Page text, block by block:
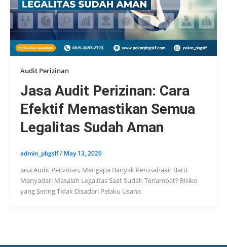
Audit Perizinan
Jasa Audit Perizinan: Cara
Efektif Memastikan Semua
Legalitas Sudah Aman
admin_pbgslf/ May 13, 2026
Jasa Audit Perizinan, Mengapa Banyak Perusahaan Baru
Menyadari Masalah Legalitas Saat Sudah Terlambat? Risiko
yang Sering Tidak Disadari Pelaku Usaha